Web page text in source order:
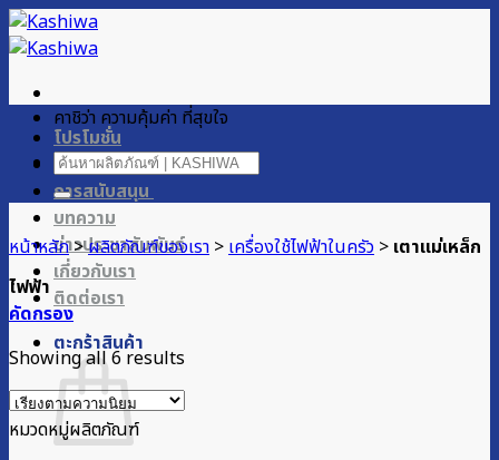
ข้าม
ไป
เนื้อหา
โปรโมชั่น
ผลิตภัณฑ์ของเรา
การสนับสนุน
บทความ
ข่าวประชาสัมพันธ์
เกี่ยวกับเรา
ติดต่อเรา
ตะกร้าสินค้า
คาชิว่า ความคุ้มค่า ที่สุขใจ
ค้นหา:
หน้าหลัก>ผลิตภัณฑ์ของเรา >เครื่องใช้ไฟฟ้าในครัว > เตาแม่เหล็ก
ไฟฟ้า
คัดกรอง
Showing all 6 results
by
popularity
หมวดหมู่ผลิตภัณฑ์